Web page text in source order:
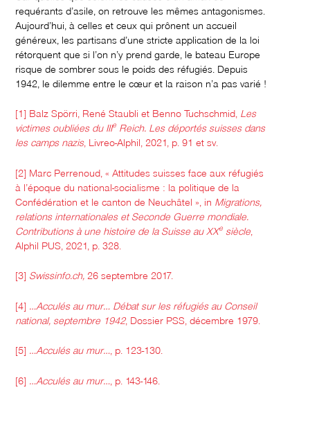
requérants d’asile, on retrouve les mêmes antagonismes.
Aujourd’hui, à celles et ceux qui prônent un accueil
généreux, les partisans d’une stricte application de la loi
rétorquent que si l’on n’y prend garde, le bateau Europe
risque de sombrer sous le poids des réfugiés. Depuis
1942, le dilemme entre le cœur et la raison n’a pas varié !
[1] Balz Spörri, René Staubli et Benno Tuchschmid, Les
victimes oubliées du IIIe Reich. Les déportés suisses dans
les camps nazis, Livreo-Alphil, 2021, p. 91 et sv.
[2] Marc Perrenoud, « Attitudes suisses face aux réfugiés
à l’époque du national-socialisme : la politique de la
Confédération et le canton de Neuchâtel », in Migrations,
relations internationales et Seconde Guerre mondiale.
Contributions à une histoire de la Suisse au XXe siècle,
Alphil PUS, 2021, p. 328.
[3] Swissinfo.ch, 26 septembre 2017.
[4]
…Acculés au mur… Débat sur les réfugiés au Conseil
national, septembre 1942, Dossier PSS, décembre 1979.
[5] …Acculés au mur… , p. 123-130.
[6] …Acculés au mur… , p. 143-146.